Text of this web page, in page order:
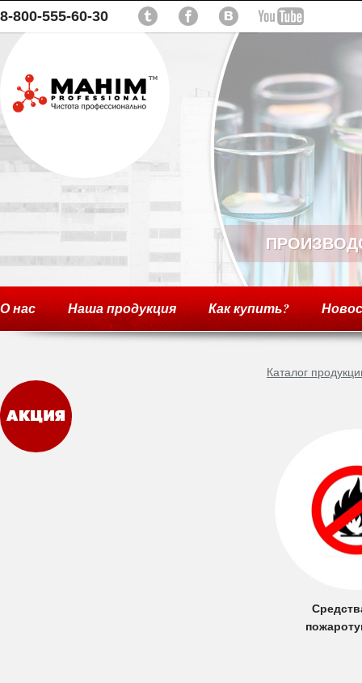
8-800-555-60-30
О нас Наша продукция Как купить?
Каталог